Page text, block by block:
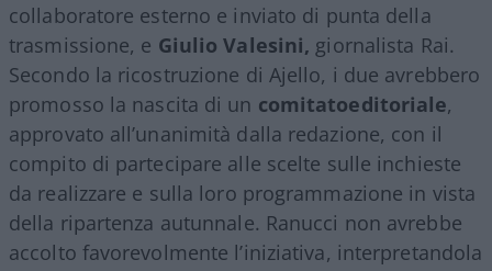
collaboratore esterno e inviato di punta della
trasmissione, e Giulio Valesini, giornalista Rai.
Secondo la ricostruzione di Ajello, i due avrebbero
promosso la nascita di un comitatoeditoriale,
approvato all’unanimità dalla redazione, con il
compito di partecipare alle scelte sulle inchieste
da realizzare e sulla loro programmazione in vista
della ripartenza autunnale. Ranucci non avrebbe
accolto favorevolmente l’iniziativa, interpretandola